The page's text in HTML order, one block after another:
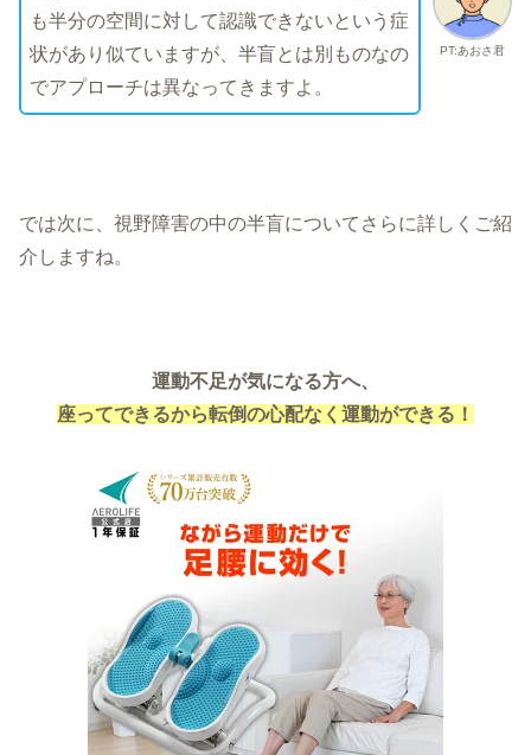
PT:あおさ君
も半分の空間に対して認識できないという症
状があり似ていますが、半盲とは別ものなの
でアプローチは異なってきますよ。
では次に、視野障害の中の半盲についてさらに詳しくご紹
介しますね。
運動不足が気になる方へ、
座ってできるから転倒の心配なく運動ができる！